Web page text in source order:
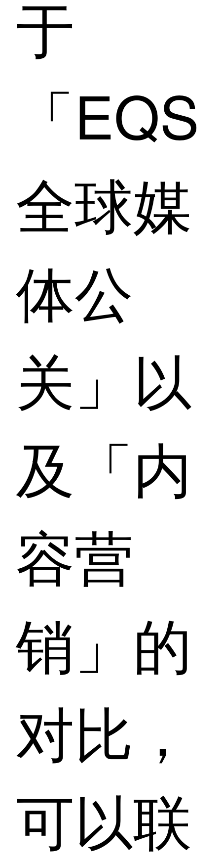
于
「EQS
全球媒
体公
关」以
及「内
容营
销」的
对比，
可以联